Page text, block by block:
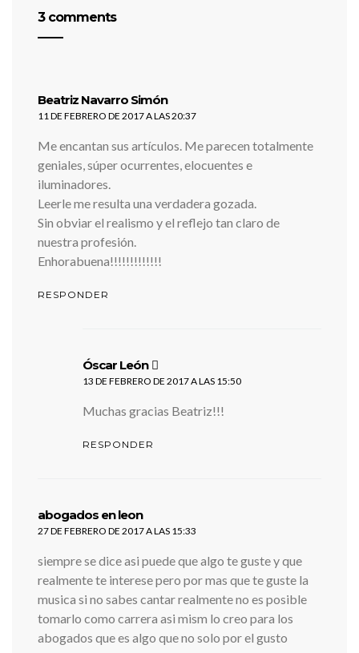
3 comments
Beatriz Navarro Simóndice:
11 DE FEBRERO DE 2017 A LAS 20:37
Me encantan sus artículos. Me parecen totalmente
geniales, súper ocurrentes, elocuentes e
iluminadores.
Leerle me resulta una verdadera gozada.
Sin obviar el realismo y el reflejo tan claro de
nuestra profesión.
Enhorabuena!!!!!!!!!!!!!
RESPONDER
Óscar León
13 DE FEBRERO DE 2017 A LAS 15:50
Muchas gracias Beatriz!!!
RESPONDER
abogados en leondice:
27 DE FEBRERO DE 2017 A LAS 15:33
siempre se dice asi puede que algo te guste y que
realmente te interese pero por mas que te guste la
musica si no sabes cantar realmente no es posible
tomarlo como carrera asi mism lo creo para los
abogados que es algo que no solo por el gusto